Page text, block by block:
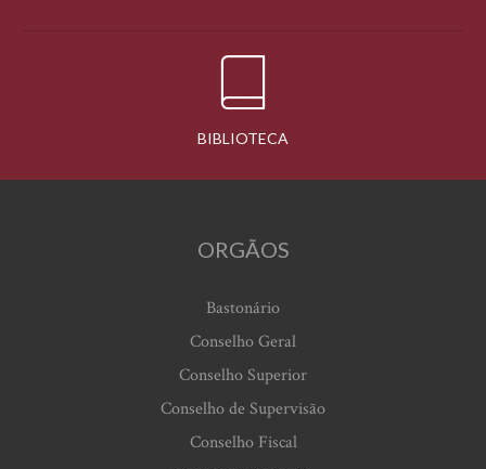
BIBLIOTECA
ORGÃOS
Bastonário
Conselho Geral
Conselho Superior
Conselho de Supervisão
Conselho Fiscal